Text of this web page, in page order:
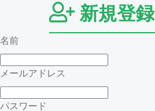
新規登録
名前
メールアドレス
パスワード